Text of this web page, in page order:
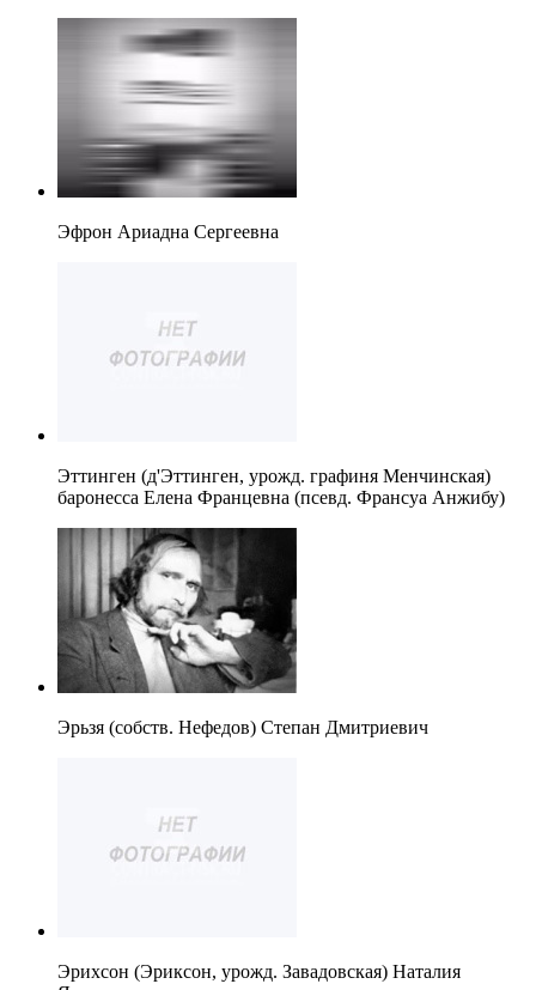
Эфрон Ариадна Сергеевна
Эттинген (д'Эттинген, урожд. графиня Менчинская)
баронесса Елена Францевна (псевд. Франсуа Анжибу)
Эрьзя (собств. Нефедов) Степан Дмитриевич
Эрихсон (Эриксон, урожд. Завадовская) Наталия